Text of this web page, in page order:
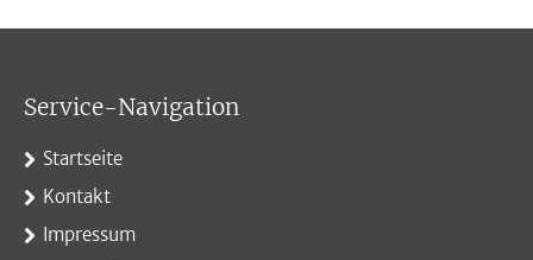
Service-Navigation
Startseite
Kontakt
Impressum